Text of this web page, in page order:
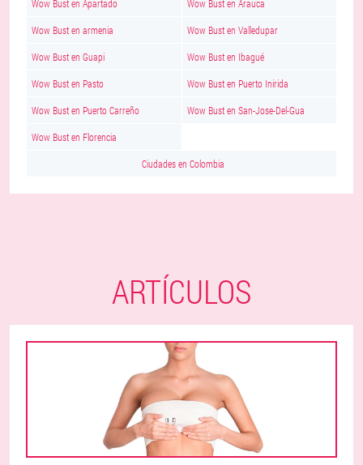
Wow Bust en Apartado Wow Bust en Arauca
Wow Bust en armenia Wow Bust en Valledupar
Wow Bust en Guapi Wow Bust en Ibagué
Wow Bust en Pasto Wow Bust en Puerto Inirida
Wow Bust en Puerto Carreño Wow Bust en San-Jose-Del-Gua
Wow Bust en Florencia
Ciudades en Colombia
ARTÍCULOS